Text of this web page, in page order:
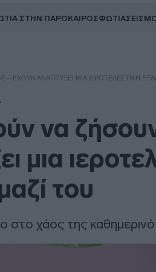
ΣΤΗΝ ΠΑΡΟΚΑΙΡΟΣΦΩΤΙΑ
ΈΧΟΥΝ ΑΝΑΠΤΎΞΕΙ ΜΙΑ ΙΕΡΟΤΕΛΕΣΤΙΚΉ
να
μια
του
στο χάος της